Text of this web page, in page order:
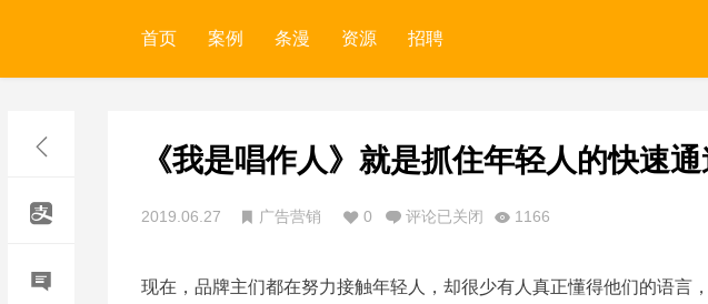
首页 案例 条漫 资源 招聘
《我是唱作人》就是抓住年轻人的快速通
2019.06.27 广告营销 0 评论已关闭 1166
现在，品牌主们都在努力接触年轻人，却很少有人真正懂得他们的语言